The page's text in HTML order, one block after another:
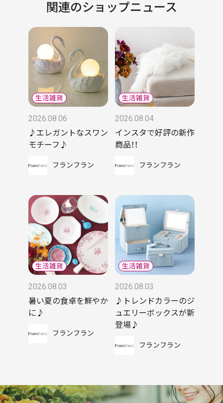
関連のショップニュース
2026.08.06
♪エレガントなスワン
モチーフ♪
フランフラン
2026.08.04
インスタで好評の新作
商品！！
フランフラン
2026.08.03
暑い夏の食卓を鮮やか
に♪
フランフラン
2026.08.03
♪トレンドカラーのジ
ュエリーボックスが新
登場♪
フランフラン